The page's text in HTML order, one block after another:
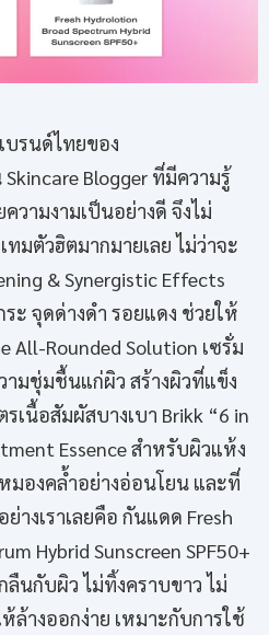
รนด์ไทยของ
Skincare Blogger ที่มีความรู้
วามงามเป็นอย่างดี จึงไม่
ทมตัวฮิตมากมายเลย ไม่ว่าจะ
& Synergistic Effects
ะ จุดด่างดำ รอยแดง ช่วยให้
All-Rounded Solution เซรั่ม
ามชุ่มชื้นแก่ผิว สร้างผิวที่แข็ง
เนื้อสัมผัสบางเบา Brikk “6 in
Essence สำหรับผิวแห้ง
มองคล้ำอย่างอ่อนโยน และที่
างเราเลยคือ กันแดด Fresh
Hybrid Sunscreen SPF50+
ลืนกับผิว ไม่ทิ้งคราบขาว ไม่
างออกง่าย เหมาะกับการใช้